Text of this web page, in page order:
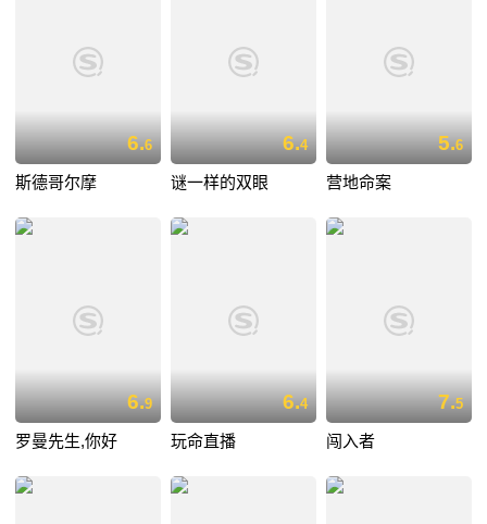
6.6
斯德哥尔摩
6.4
谜一样的双眼
5.6
营地命案
6.9
罗曼先生,你好
6.4
玩命直播
7.5
闯入者